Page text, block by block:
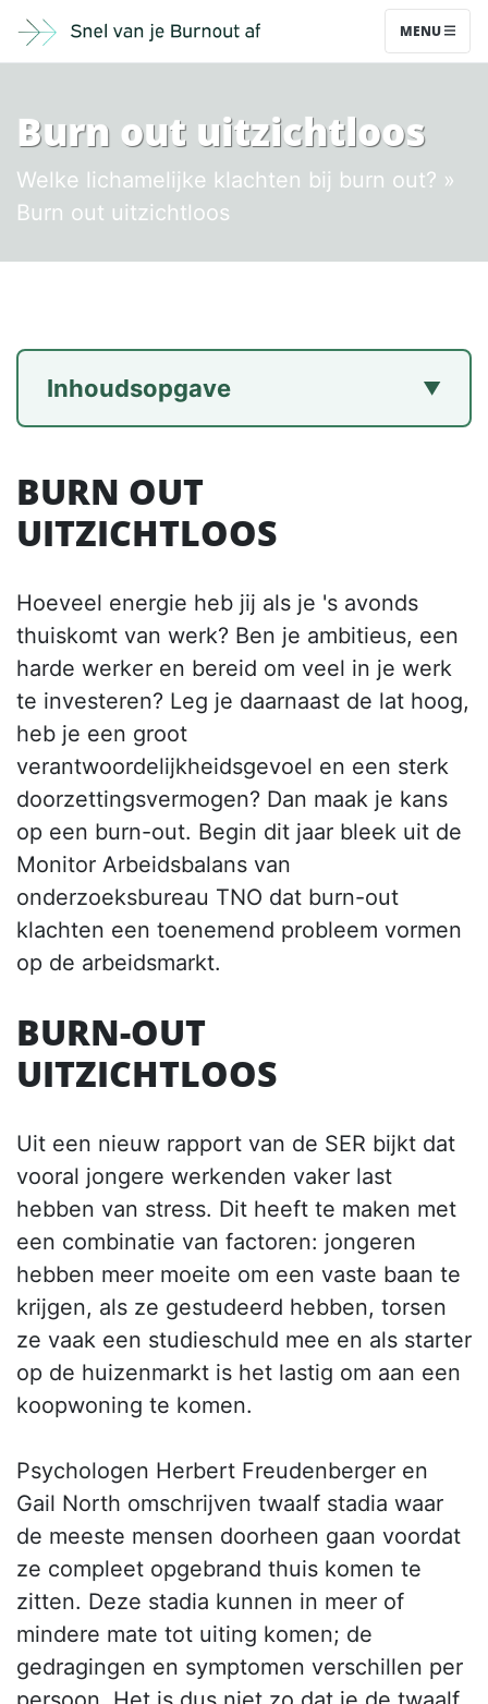
MENU
Burn out uitzichtloos
Welke lichamelijke klachten bij burn out? »
Burn out uitzichtloos
Inhoudsopgave
BURN OUT
UITZICHTLOOS
Hoeveel energie heb jij als je 's avonds
thuiskomt van werk? Ben je ambitieus, een
harde werker en bereid om veel in je werk
te investeren? Leg je daarnaast de lat hoog,
heb je een groot
verantwoordelijkheidsgevoel en een sterk
doorzettingsvermogen? Dan maak je kans
op een burn-out. Begin dit jaar bleek uit de
Monitor Arbeidsbalans van
onderzoeksbureau TNO dat burn-out
klachten een toenemend probleem vormen
op de arbeidsmarkt.
BURN-OUT
UITZICHTLOOS
Uit een nieuw rapport van de SER bijkt dat
vooral jongere werkenden vaker last
hebben van stress. Dit heeft te maken met
een combinatie van factoren: jongeren
hebben meer moeite om een vaste baan te
krijgen, als ze gestudeerd hebben, torsen
ze vaak een studieschuld mee en als starter
op de huizenmarkt is het lastig om aan een
koopwoning te komen.
Psychologen Herbert Freudenberger en
Gail North omschrijven twaalf stadia waar
de meeste mensen doorheen gaan voordat
ze compleet opgebrand thuis komen te
zitten. Deze stadia kunnen in meer of
mindere mate tot uiting komen; de
gedragingen en symptomen verschillen per